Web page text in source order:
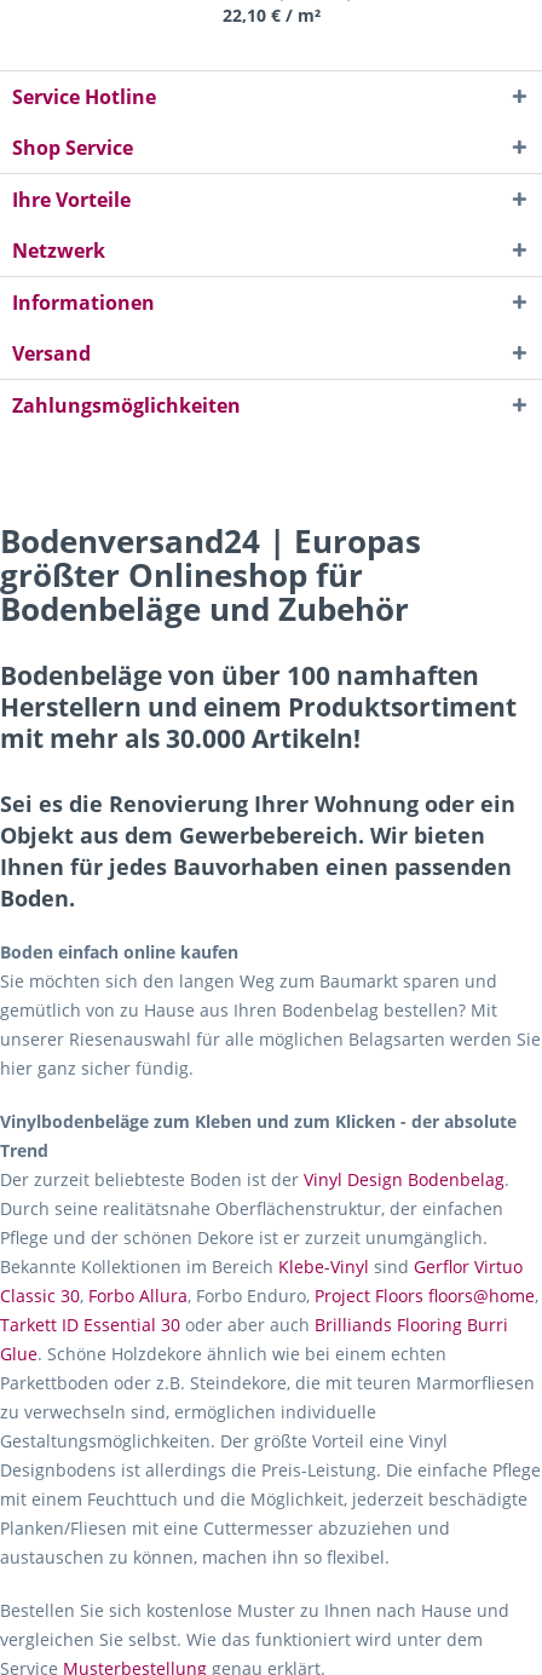
22,10 € / m²
Service Hotline
Shop Service
Ihre Vorteile
Netzwerk
Informationen
Versand
Zahlungsmöglichkeiten
Bodenversand24 | Europas
größter Onlineshop für
Bodenbeläge und Zubehör
Bodenbeläge von über 100 namhaften
Herstellern und einem Produktsortiment
mit mehr als 30.000 Artikeln!
Sei es die Renovierung Ihrer Wohnung oder ein
Objekt aus dem Gewerbebereich. Wir bieten
Ihnen für jedes Bauvorhaben einen passenden
Boden.
Boden einfach online kaufen
Sie möchten sich den langen Weg zum Baumarkt sparen und
gemütlich von zu Hause aus Ihren Bodenbelag bestellen? Mit
unserer Riesenauswahl für alle möglichen Belagsarten werden Sie
hier ganz sicher fündig.
Vinylbodenbeläge zum Kleben und zum Klicken - der absolute
Trend
Der zurzeit beliebteste Boden ist der Vinyl Design Bodenbelag.
Durch seine realitätsnahe Oberflächenstruktur, der einfachen
Pflege und der schönen Dekore ist er zurzeit unumgänglich.
Bekannte Kollektionen im Bereich Klebe-Vinyl sind Gerflor Virtuo
Classic 30, Forbo Allura, Forbo Enduro, Project Floors floors@home,
Tarkett ID Essential 30 oder aber auch Brilliands Flooring Burri
Glue. Schöne Holzdekore ähnlich wie bei einem echten
Parkettboden oder z.B. Steindekore, die mit teuren Marmorfliesen
zu verwechseln sind, ermöglichen individuelle
Gestaltungsmöglichkeiten. Der größte Vorteil eine Vinyl
Designbodens ist allerdings die Preis-Leistung. Die einfache Pflege
mit einem Feuchttuch und die Möglichkeit, jederzeit beschädigte
Planken/Fliesen mit eine Cuttermesser abzuziehen und
austauschen zu können, machen ihn so flexibel.
Bestellen Sie sich kostenlose Muster zu Ihnen nach Hause und
vergleichen Sie selbst. Wie das funktioniert wird unter dem
Service Musterbestellung genau erklärt.